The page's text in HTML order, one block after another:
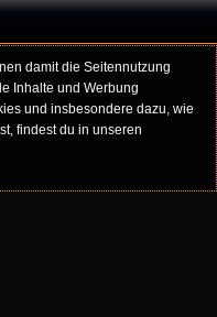
damit die Seitennutzung
Inhalte und Werbung
und insbesondere dazu, wie
findest du in unseren